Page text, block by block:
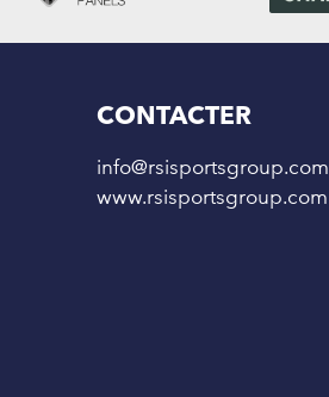
CONTACTER
info@rsisportsgroup.com
www.rsisportsgroup.com